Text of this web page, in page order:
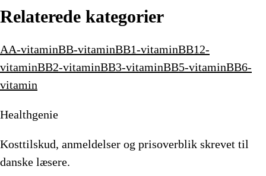
Relaterede kategorier
AA-vitaminBB-vitaminBB1-vitaminBB12-
vitaminBB2-vitaminBB3-vitaminBB5-vitaminBB6-
vitamin
Healthgenie
Kosttilskud, anmeldelser og prisoverblik skrevet til
danske læsere.